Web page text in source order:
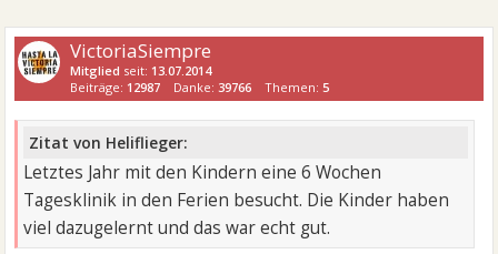
VictoriaSiempre
Mitglied seit: 13.07.2014
Beiträge: 12987 Danke:39766 Themen:5
Zitat von Heliflieger:
Letztes Jahr mit den Kindern eine 6 Wochen
Tagesklinik in den Ferien besucht. Die Kinder haben
viel dazugelernt und das war echt gut.